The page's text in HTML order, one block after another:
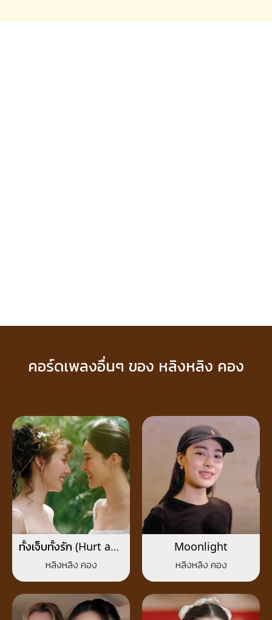
คอร์ดเพลงอื่นๆ ของ หลิงหลิง คอง
ทั้งเจ็บทั้งรัก (Hurt and
Love)
หลิงหลิง คอง
Moonlight
หลิงหลิง คอง